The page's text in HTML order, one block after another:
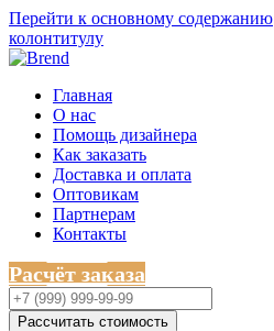
Перейти к основному содержанию
колонтитулу
Главная
О нас
Помощь дизайнера
Как заказать
Доставка и оплата
Оптовикам
Партнерам
Контакты
Расчёт заказа
Рассчитать стоимость